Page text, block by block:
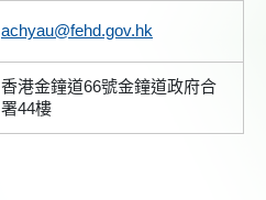
achyau@fehd.gov.hk
香港金鐘道66號金鐘道政府合
署44樓